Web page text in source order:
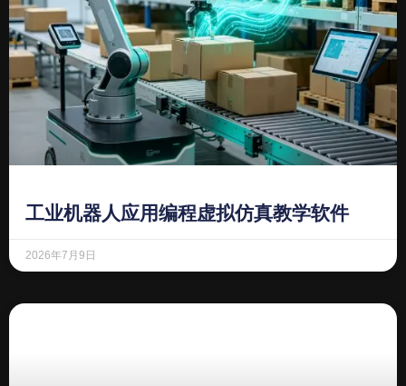
工业机器人应用编程虚拟仿真教学软件
2026年7月9日